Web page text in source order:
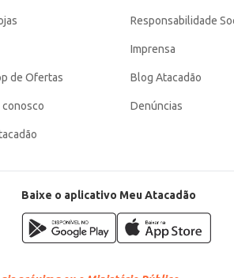
de Ofertas
conosco
Responsabilidade
Imprensa
Blog Atacadão
Denúncias
Baixe o aplicativo Meu Atacadão